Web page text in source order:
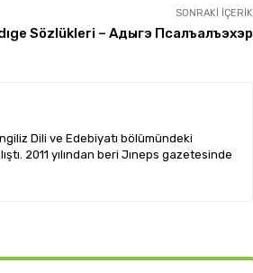
SONRAKI İÇERIK
Sözlükleri – Адыгэ Псалъалъэхэр
Dili ve Edebiyatı bölümündeki
2011 yılından beri Jıneps gazetesinde